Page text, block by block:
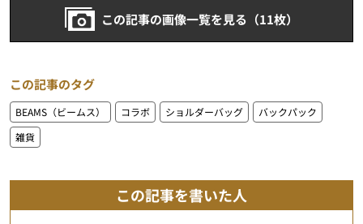
この記事の画像一覧を見る（11枚）
この記事のタグ
BEAMS（ビームス） コラボ ショルダーバッグ
バックパック
雑貨
この記事を書いた人